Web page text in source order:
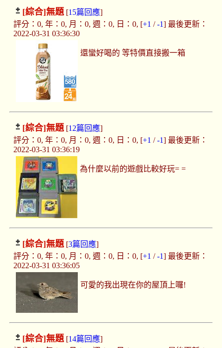
[綜合]無題[15篇回應]
評分：0, 年：0, 月：0, 週：0, 日：0, [+1 /-1] 最後更新：
2022-03-31 03:36:30
還蠻好喝的 等特價直接搬一箱
[綜合]無題[12篇回應]
評分：0, 年：0, 月：0, 週：0, 日：0, [+1 /-1] 最後更新：
2022-03-31 03:36:19
為什麼以前的遊戲比較好玩= =
[綜合]無題[3篇回應]
評分：0, 年：0, 月：0, 週：0, 日：0, [+1 /-1] 最後更新：
2022-03-31 03:36:05
可愛的我出現在你的屋頂上囉!
[綜合]無題[14篇回應]